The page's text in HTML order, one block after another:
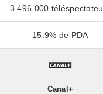
3 496 000
15.9%
Canal+